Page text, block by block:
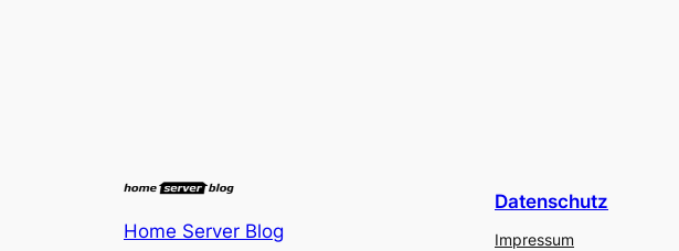
Home Server Blog
Datenschutz
Impressum